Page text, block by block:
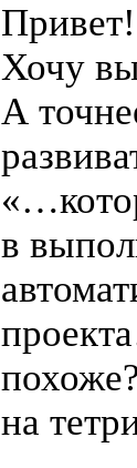
Привет!
Хочу
А
в
на